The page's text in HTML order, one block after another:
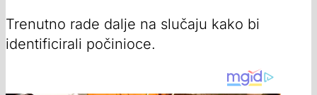
Trenutno rade dalje na slučaju kako bi
identificirali počinioce.